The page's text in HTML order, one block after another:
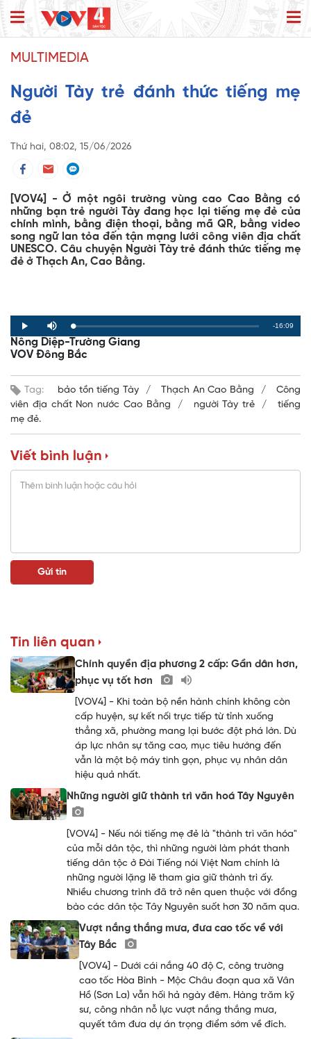
MULTIMEDIA
Người Tày trẻ đánh thức tiếng mẹ
đẻ
Thứ hai, 08:02, 15/06/2026
[VOV4] - Ở một ngôi trường vùng cao Cao Bằng có
những bạn trẻ người Tày đang học lại tiếng mẹ đẻ của
chính mình, bằng điện thoại, bằng mã QR, bằng video
song ngữ lan tỏa đến tận mạng lưới công viên địa chất
UNESCO. Câu chuyện Người Tày trẻ đánh thức tiếng mẹ
đẻ ở Thạch An, Cao Bằng.
P
l
a
y
M
u
t
e
L
o
a
d
e
0
P
r
g
r
s
0
R
a
n
m
-16:09
Nông Diệp-Trường Giang
VOV Đông Bắc
Tag: bảo tồn tiếng Tày Thạch An Cao Bằng
Công
viên địa chất Non nước Cao Bằng
người Tày trẻ
tiếng
mẹ đẻ.
Viết bình luận
Tin liên quan
Chính quyền địa phương 2 cấp: Gần dân hơn,
phục vụ tốt hơn
[VOV4] - Khi toàn bộ nền hành chính không còn
cấp huyện, sự kết nối trực tiếp từ tỉnh xuống
thẳng xã, phường mang lại bước đột phá lớn. Dù
áp lực nhân sự tăng cao, mục tiêu hướng đến
vẫn là một bộ máy tinh gọn, phục vụ nhân dân
hiệu quả nhất.
Những người giữ thành trì văn hoá Tây Nguyên
[VOV4] - Nếu nói tiếng mẹ đẻ là "thành trì văn hóa"
của mỗi dân tộc, thì những người làm phát thanh
tiếng dân tộc ở Đài Tiếng nói Việt Nam chính là
những người lặng lẽ tham gia giữ thành trì ấy.
Nhiều chương trình đã trở nên quen thuộc với đồng
bào các dân tộc Tây Nguyên suốt hơn 30 năm qua.
Vượt nắng thắng mưa, đưa cao tốc về với
Tây Bắc
[VOV4] - Dưới cái nắng 40 độ C, công trường
cao tốc Hòa Bình - Mộc Châu đoạn qua xã Vân
Hồ (Sơn La) vẫn hối hả ngày đêm. Hàng trăm kỹ
sư, công nhân nỗ lực vượt nắng thắng mưa,
quyết tâm đưa dự án trọng điểm sớm về đích.